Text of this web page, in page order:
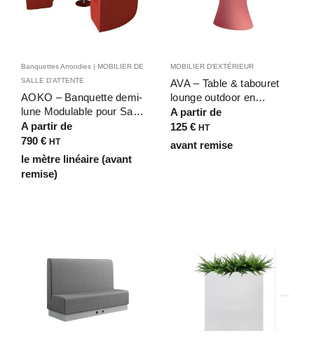
Banquettes Arrondies | MOBILIER DE
SALLE D'ATTENTE
AOKO – Banquette demi-
lune Modulable pour Salle
de Restaurant,
Discothèque & Espace
d’Accueil Ludique
A partir de
790 € HT
le mètre linéaire (avant
remise)
MOBILIER D'EXTÉRIEUR
AVA – Table & tabouret
lounge outdoor en
Poleasy® pour espaces
détente, piscine, spa,
hôtel ou restauration
A partir de
125 € HT
avant remise